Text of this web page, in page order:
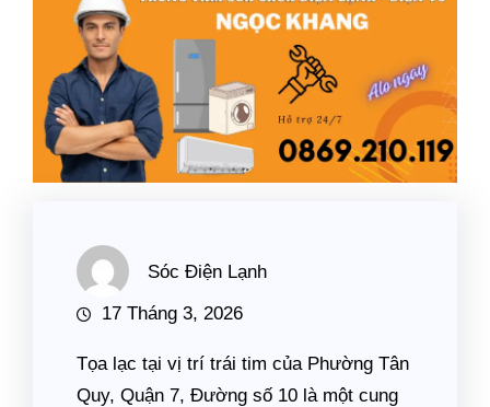
Sóc Điện Lạnh
17 Tháng 3, 2026
Tọa lạc tại vị trí trái tim của Phường Tân
Quy, Quận 7, Đường số 10 là một cung